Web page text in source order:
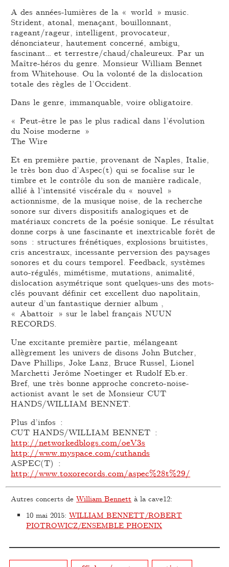
A des années-lumières de la « world » music.
Strident, atonal, menaçant, bouillonnant,
rageant/rageur, intelligent, provocateur,
dénonciateur, hautement concerné, ambigu,
fascinant… et terrestre/chaud/chaleureux. Par un
Maître-héros du genre. Monsieur William Bennet
from Whitehouse. Ou la volonté de la dislocation
totale des règles de l’Occident.
Dans le genre, immanquable, voire obligatoire.
« Peut-être le pas le plus radical dans l’évolution
du Noise moderne »
The Wire
Et en première partie, provenant de Naples, Italie,
le très bon duo d’Aspec(t) qui se focalise sur le
timbre et le contrôle du son de manière radicale,
allié à l’intensité viscérale du « nouvel »
actionnisme, de la musique noise, de la recherche
sonore sur divers dispositifs analogiques et de
matériaux concrets de la poésie sonique. Le résultat
donne corps à une fascinante et inextricable forêt de
sons : structures frénétiques, explosions bruitistes,
cris ancestraux, incessante perversion des paysages
sonores et du cours temporel. Feedback, systèmes
auto-régulés, mimétisme, mutations, animalité,
dislocation asymétrique sont quelques-uns des mots-
clés pouvant définir cet excellent duo napolitain,
auteur d’un fantastique dernier album ,
« Abattoir » sur le label français NUUN
RECORDS.
Une excitante première partie, mélangeant
allègrement les univers de disons John Butcher,
Dave Phillips, Joke Lanz, Bruce Russel, Lionel
Marchetti Jerôme Noetinger et Rudolf Eb.er.
Bref, une très bonne approche concreto-noise-
actionist avant le set de Monsieur CUT
HANDS/WILLIAM BENNET.
Plus d’infos :
CUT HANDS/WILLIAM BENNET :
http://networkedblogs.com/oeV3s
http://www.myspace.com/cuthands
ASPEC(T) :
http://www.toxorecords.com/aspec%28t%29/
Autres concerts deWilliam Bennett à la cave12:
10 mai 2015:WILLIAM BENNETT/ROBERT
PIOTROWICZ/ENSEMBLE PHOENIX